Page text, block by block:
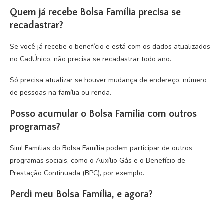
Quem já recebe Bolsa Família precisa se
recadastrar?
Se você já recebe o benefício e está com os dados atualizados
no CadÚnico, não precisa se recadastrar todo ano.
Só precisa atualizar se houver mudança de endereço, número
de pessoas na família ou renda.
Posso acumular o Bolsa Família com outros
programas?
Sim! Famílias do Bolsa Família podem participar de outros
programas sociais, como o Auxílio Gás e o Benefício de
Prestação Continuada (BPC), por exemplo.
Perdi meu Bolsa Família, e agora?